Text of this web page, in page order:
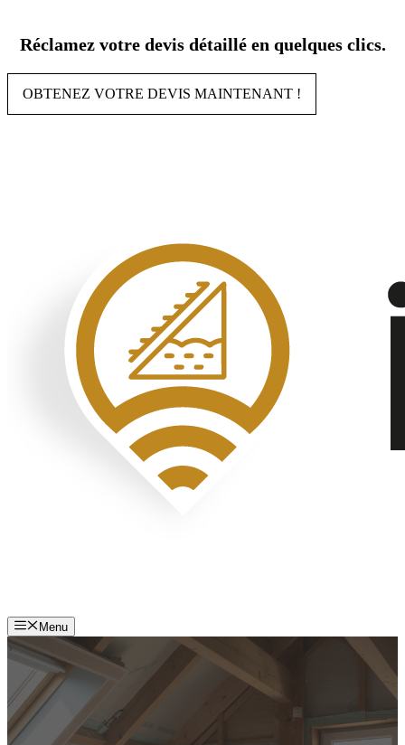
contenu
Réclamez votre devis détaillé en quelques clics.
OBTENEZ VOTRE DEVIS MAINTENANT !
Menu